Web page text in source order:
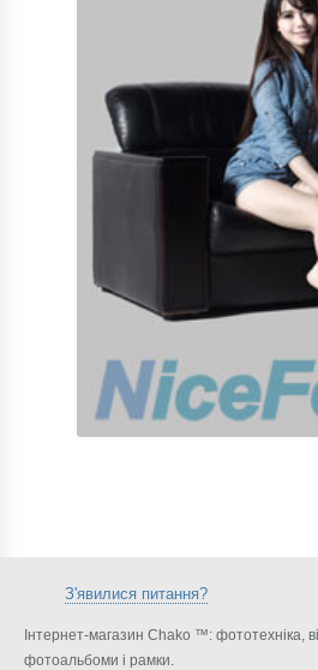
З'явилися питання?
Інтернет-магазин Chako ™: фототехніка,
фотоальбоми і рамки.